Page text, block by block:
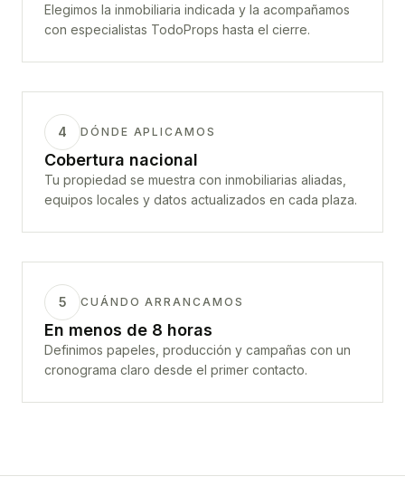
Elegimos la inmobiliaria indicada y la acompañamos
con especialistas TodoProps hasta el cierre.
4 DÓNDE APLICAMOS
Cobertura nacional
Tu propiedad se muestra con inmobiliarias aliadas,
equipos locales y datos actualizados en cada plaza.
5 CUÁNDO ARRANCAMOS
En menos de 8 horas
Definimos papeles, producción y campañas con un
cronograma claro desde el primer contacto.